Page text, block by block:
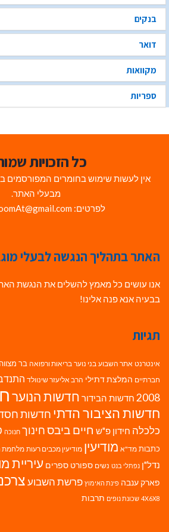
בנקים
דואר
מקוואות
ספריות
כל הזכויות
אין לעשות שימוש בחומרים המפורסמים
מבעלי האתר.
לפרטים: Avihai.ZoomAt@gmail.com
האתר בתהליך הנגשה לבעלי
אנו עושים כל מאמץ להשלים את הנגשת
בבעיה אנא פנה אלינו!
תגיות
אינטרנט אתר השבוע בני נוער בריאות ורפואה בר מצווה
חברתיים המלצת דתילי הרב אליעזר שינוולד
2008 חדשות הבידור חדשות הנוער
חדשות הציבור הדתי חדשות
כלכלה חידון פ"ש חיים ביבסחינוך חנוכה
כתבות מד"א מודיעין מודיעין מכבים רעות מלחמת
נדל"ן נפתלי בנט נשים ספורט ספרים עיריית
פארק ענבה פינת האימוץ פרשת השבוע
4X6X8 שכונת נופים תרבות